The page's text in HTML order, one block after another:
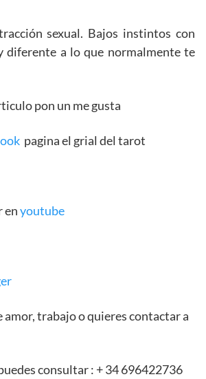
sexual. Bajos instintos con
diferente a lo que normalmente te
pon un me gusta
pagina el grial del tarot
enyoutube
amor, trabajo o quieres contactar a
consultar : + 34 696422736